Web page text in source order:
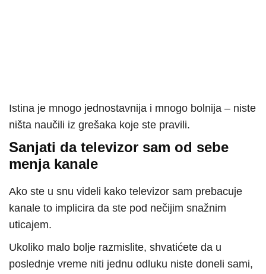
Istina je mnogo jednostavnija i mnogo bolnija – niste
ništa naučili iz grešaka koje ste pravili.
Sanjati da televizor sam od sebe
menja kanale
Ako ste u snu videli kako televizor sam prebacuje
kanale to implicira da ste pod nečijim snažnim
uticajem.
Ukoliko malo bolje razmislite, shvatićete da u
poslednje vreme niti jednu odluku niste doneli sami,